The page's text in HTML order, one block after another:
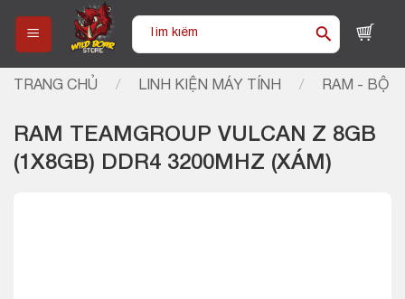
content
Tìm
TRANG CHỦ / LINH KIỆN MÁY TÍNH / RAM - BỘ
RAM TEAMGROUP VULCAN Z 8GB
(1X8GB) DDR4 3200MHZ (XÁM)